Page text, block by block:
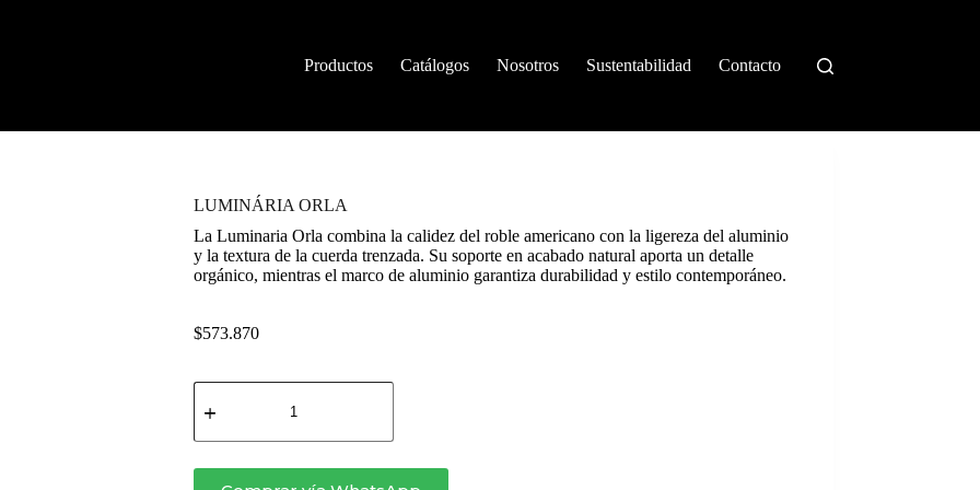
Productos
Catálogos Nosotros Sustentabilidad Contacto
LUMINÁRIA ORLA
La Luminaria Orla combina la calidez del roble americano con la ligereza del aluminio
y la textura de la cuerda trenzada. Su soporte en acabado natural aporta un detalle
orgánico, mientras el marco de aluminio garantiza durabilidad y estilo contemporáneo.
$573.870
LUMINÁRIA
ORLA